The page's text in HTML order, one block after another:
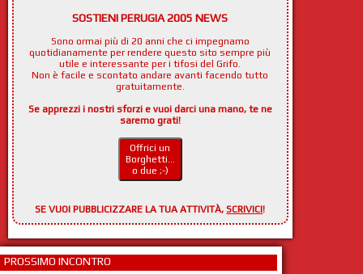
SOSTIENI PERUGIA 2005 NEWS
Sono ormai più di 20 anni che ci impegnamo
quotidianamente per rendere questo sito sempre più
utile e interessante per i tifosi del Grifo.
Non è facile e scontato andare avanti facendo tutto
gratuitamente.
Se apprezzi i nostri sforzi e vuoi darci una mano, te ne
saremo grati!
Offrici un
Borghetti...
o due ;-)
SE VUOI PUBBLICIZZARE LA TUA ATTIVITÀ,SCRIVICI!
PROSSIMO INCONTRO